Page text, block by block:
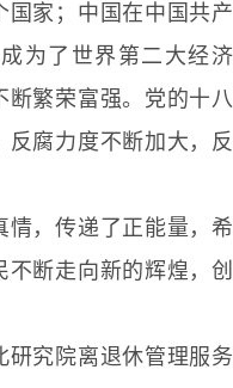
国家；中国在中国共产
为了世界第二大经济
断繁荣富强。党的十八
腐力度不断加大，反
情，传递了正能量，希
断走向新的辉煌，创
研究院离退休管理服务